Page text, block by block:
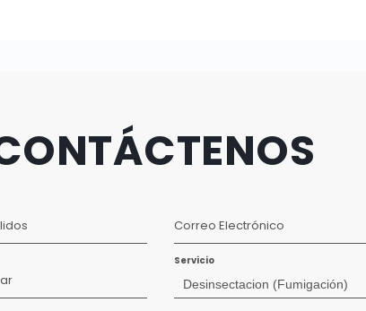
Correo Electrónico
Servicio